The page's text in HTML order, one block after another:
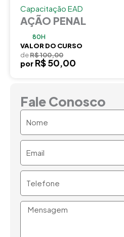
Capacitação EAD
AÇÃO PENAL
80H
VALOR DO CURSO
deR$ 100,00
por R$ 50,00
Fale Conosco
Mensagem